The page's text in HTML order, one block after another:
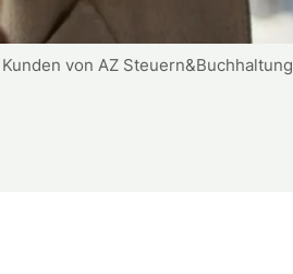
Kunden von AZ Steuern&Buchhaltung